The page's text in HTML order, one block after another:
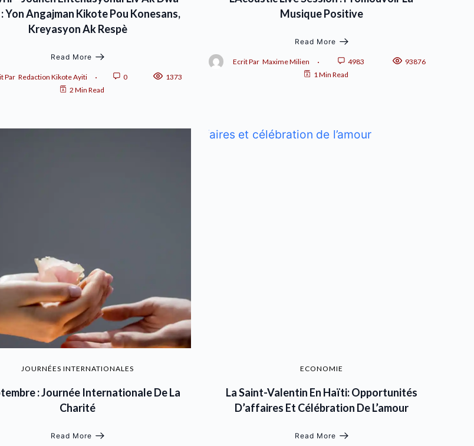
Yon Angajman Kikote Pou Konesans,
Kreyasyon Ak Respè
Read More
Par Redaction Kikote Ayiti 0
1373
2 Min Read
Musique Positive
Read More
Ecrit Par Maxime Milien 4983
93876
1 Min Read
JOURNÉES INTERNATIONALES
: Journée Internationale De La
Charité
Read More
ECONOMIE
La Saint-Valentin En Haïti: Opportunités
D’affaires Et Célébration De L’amour
Read More